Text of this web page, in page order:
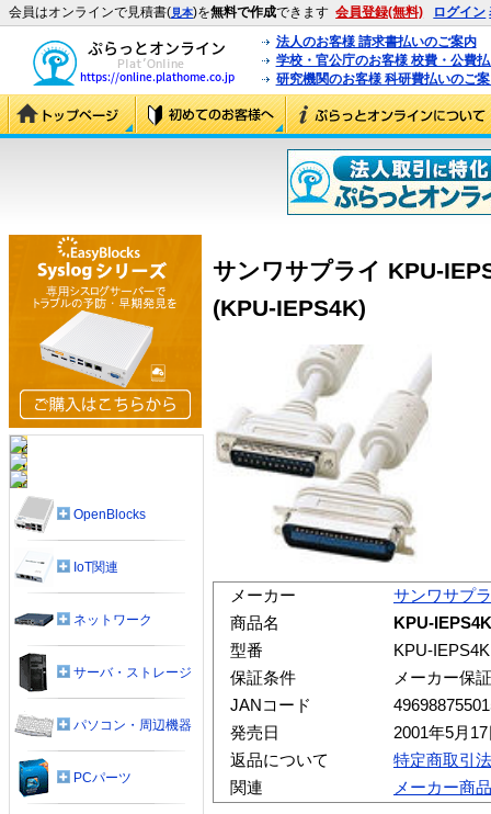
会員はオンラインで見積書(見本)を無料で作成できます 会員登録(無料) ログイン
法人のお客様 請求書払いのご案内
学校・官公庁のお客様 校費・公費
研究機関のお客様 科研費払いのご
サンワサプライ KPU-
(KPU-IEPS4K)
メーカー
サンワサプ
商品名
KPU-
型番
KPU-IEPS4K
保証条件
メーカー保証
JANコード
発売日
2001年5月
返品について
特定商取引
関連
メーカー商
OpenBlocks
IoT関連
ネットワーク
サーバ・ストレージ
パソコン・周辺機器
PCパーツ